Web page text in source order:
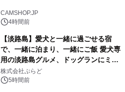
CAMSHOP.JP
4時間前
【淡路島】愛犬と一緒に過ごせる宿
で、一緒に泊まり、一緒にご飯 愛犬専
用の淡路島グルメ、ドッグランにミニ
プール グランピングとトレーラーハウ
スの2施設で
株式会社ぷらど
5時間前